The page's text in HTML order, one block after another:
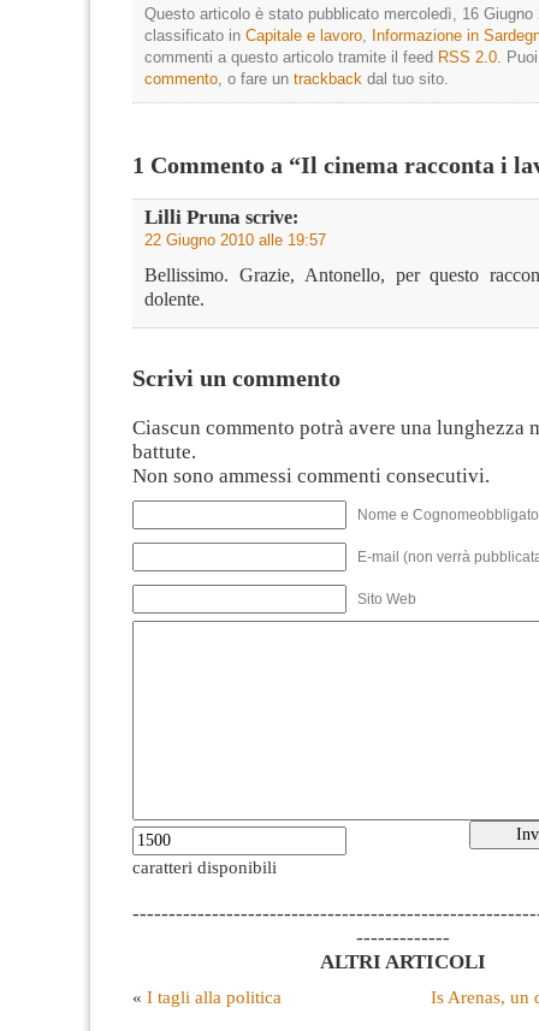
Questo articolo è stato pubblicato mercoledì, 16 Giugno
classificato in Capitale e lavoro, Informazione in
commenti a questo articolo tramite il feed RSS 2.0.
commento, o fare un trackback dal tuo sito.
1 Commento a “Il cinema racconta i
Lilli Pruna scrive:
22 Giugno 2010 alle 19:57
Bellissimo. Grazie, Antonello, per questo
dolente.
Scrivi un commento
Ciascun commento potrà avere una lunghezza
battute.
Non sono ammessi commenti consecutivi.
Nome e
E-mail (non verrà
Sito Web
caratteri disponibili
-------------
ALTRI ARTICOLI
« I tagli alla politica Is Arenas, un